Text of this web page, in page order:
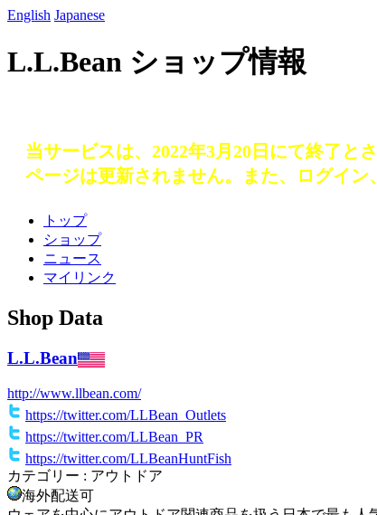
English Japanese
L.L.Bean ショップ情報
当サービスは、2022年3月20日にて終了と
ページは更新されません。また、ログイン
トップ
ショップ
ニュース
マイリンク
Shop Data
L.L.Bean
http://www.llbean.com/
https://twitter.com/LLBean_Outlets
https://twitter.com/LLBean_PR
https://twitter.com/LLBeanHuntFish
カテゴリー : アウトドア
海外配送可